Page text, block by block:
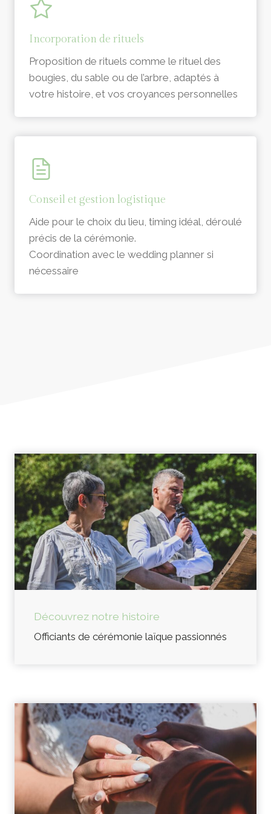
Incorporation de rituels
Proposition de rituels comme le rituel des
bougies, du sable ou de l’arbre, adaptés à
votre histoire, et vos croyances personnelles
Conseil et gestion logistique
Aide pour le choix du lieu, timing idéal, déroulé
précis de la cérémonie.
Coordination avec le wedding planner si
nécessaire
Découvrez notre histoire
Officiants de cérémonie laïque passionnés